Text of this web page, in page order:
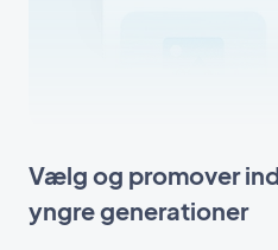
Vælg og promover
yngre generationer